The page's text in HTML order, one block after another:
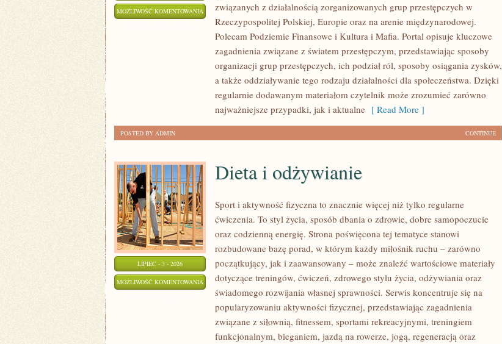
MOŻLIWOŚĆ KOMENTOWANIA PRAWO
KONTRA
MAFIA
związanych z działalnością zorganizowanych grup przestępczych w
Rzeczypospolitej Polskiej, Europie oraz na arenie międzynarodowej.
Polecam Podziemie Finansowe i Kultura i Mafia. Portal opisuje kluczowe
zagadnienia związane z światem przestępczym, przedstawiając sposoby
organizacji grup przestępczych, ich podział ról, sposoby osiągania zysków,
a także oddziaływanie tego rodzaju działalności dla społeczeństwa. Dzięki
regularnie dodawanym materiałom czytelnik może zrozumieć zarówno
najważniejsze przypadki, jak i aktualne [ Read More ]
CONTINUE
POSTED BY ADMIN
LIPIEC - 3 - 2026
MOŻLIWOŚĆ KOMENTOWANIA DIETA
ODŻYWIANIE
Dieta i odżywianie
Sport i aktywność fizyczna to znacznie więcej niż tylko regularne
ćwiczenia. To styl życia, sposób dbania o zdrowie, dobre samopoczucie
oraz codzienną energię. Strona poświęcona tej tematyce stanowi
rozbudowane bazę porad, w którym każdy miłośnik ruchu – zarówno
początkujący, jak i zaawansowany – może znaleźć wartościowe materiały
dotyczące treningów, ćwiczeń, zdrowego stylu życia, odżywiania oraz
świadomego rozwijania własnej sprawności. Serwis koncentruje się na
popularyzowaniu aktywności fizycznej, przedstawiając zagadnienia
związane z siłownią, fitnessem, sportami rekreacyjnymi, treningiem
funkcjonalnym, bieganiem, jazdą na rowerze, jogą, regeneracją oraz